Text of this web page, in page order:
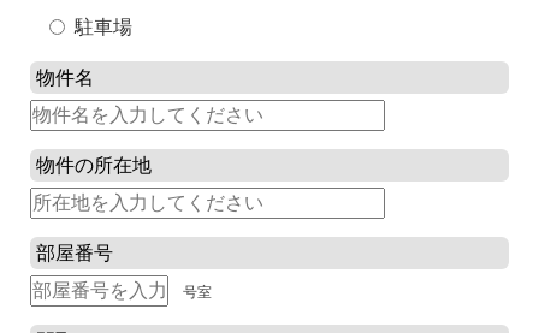
駐車場
物件名
物件の所在地
部屋番号
号室